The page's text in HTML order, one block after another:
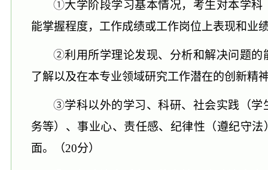
①大学阶段学习基本情况，考生对本学
能掌握程度，工作成绩或工作岗位上表现和业
②利用所学理论发现、分析和解决问题
了解以及在本专业领域研究工作潜在的创新精
③学科以外的学习、科研、社会实践（
务等）、事业心、责任感、纪律性（遵纪守
面。（20分）